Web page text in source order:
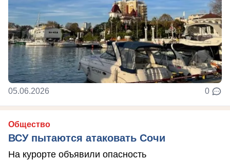
05.06.2026 0
Общество
ВСУ пытаются атаковать Сочи
На курорте объявили опасность